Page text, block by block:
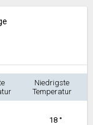
Niedrigste
Temperatur
18 °